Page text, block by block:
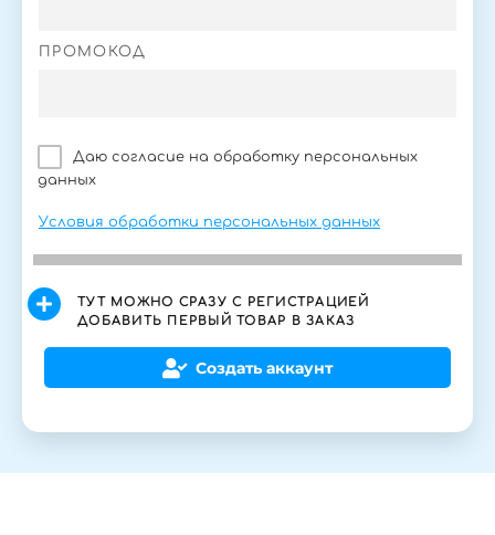
ПРОМОКОД
Даю согласие на обработку персональных
данных
Условия обработки персональных данных
ТУТ МОЖНО СРАЗУ С РЕГИСТРАЦИЕЙ
ДОБАВИТЬ ПЕРВЫЙ ТОВАР В ЗАКАЗ
Создать аккаунт